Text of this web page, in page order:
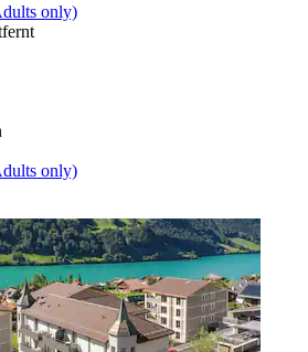
only)
only)